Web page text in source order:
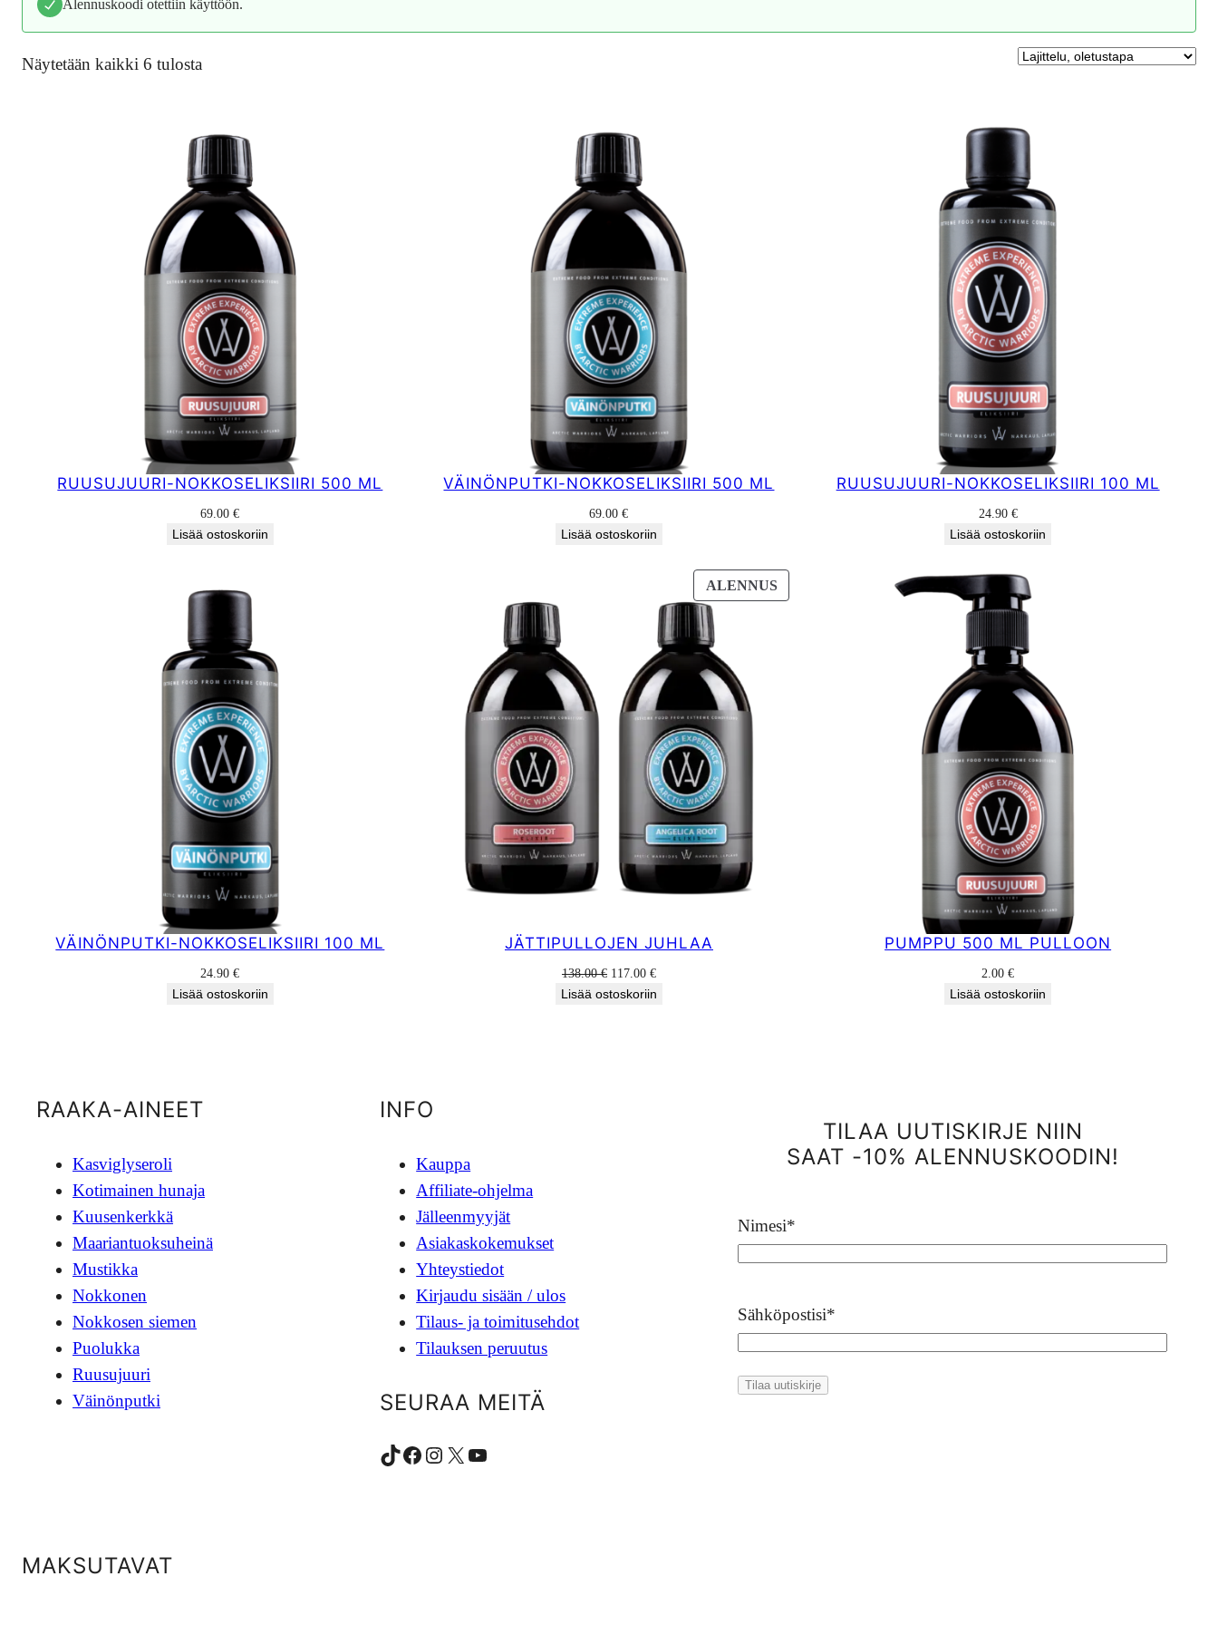
Alennuskoodi otettiin käyttöön.
Näytetään kaikki 6 tulosta
RUUSUJUURI-NOKKOSELIKSIIRI 500 ML
69.00€
Lisää ostoskoriin
VÄINÖNPUTKI-NOKKOSELIKSIIRI 500 ML
69.00€
Lisää ostoskoriin
RUUSUJUURI-NOKKOSELIKSIIRI 100 ML
24.90 €
Lisää ostoskoriin
VÄINÖNPUTKI-NOKKOSELIKSIIRI 100 ML
24.90€
Lisää ostoskoriin
ALENNUSTUOTE
ALENNUKSESSA
JÄTTIPULLOJEN JUHLAA
138.00€ Alkuperäinen
hinta
117.00 €Nykyinen
hinta
Lisää ostoskoriin
PUMPPU 500 ML PULLOON
2.00€
Lisää ostoskoriin
RAAKA-AINEET
Kasviglyseroli
Kotimainen hunaja
Kuusenkerkkä
Maariantuoksuheinä
Mustikka
Nokkonen
Nokkosen siemen
Puolukka
Ruusujuuri
Väinönputki
INFO
Kauppa
Affiliate-ohjelma
Jälleenmyyjät
Asiakaskokemukset
Yhteystiedot
Kirjaudu sisään / ulos
Tilaus- ja toimitusehdot
Tilauksen peruutus
SEURAA MEITÄ
TikTok Facebook Instagram X YouTube
TILAA UUTISKIRJE NIIN
SAAT -10% ALENNUSKOODIN!
Nimesi*
Sähköpostisi*
MAKSUTAVAT